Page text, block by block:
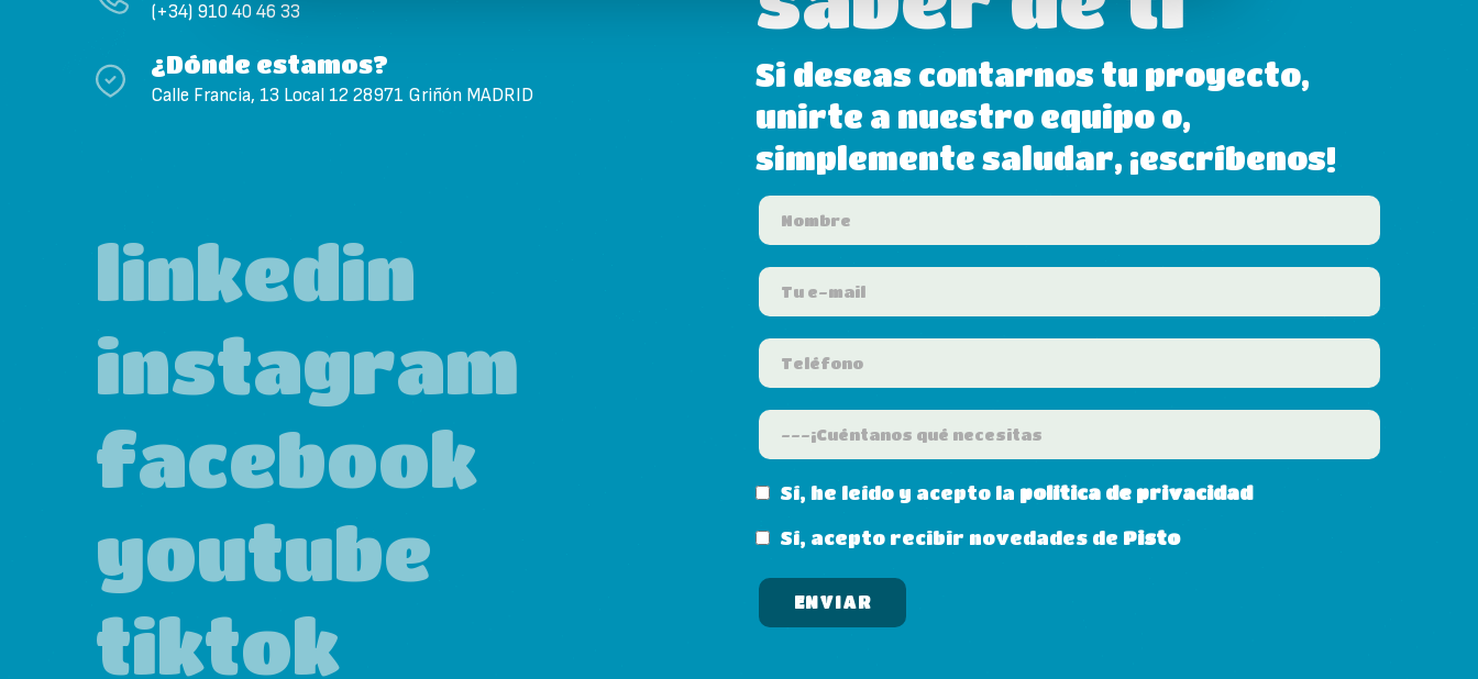
(+34) 910 40 46 33
¿Dónde estamos?
Calle Francia, 13 Local 12 28971 Griñón MADRID
linkedin
instagram
facebook
youtube
tiktok
Si deseas contarnos tu proyecto,
unirte a nuestro equipo o,
simplemente saludar, ¡escríbenos!
Sí, he leído y acepto la política de privacidad
Sí, acepto recibir novedades de Pisto